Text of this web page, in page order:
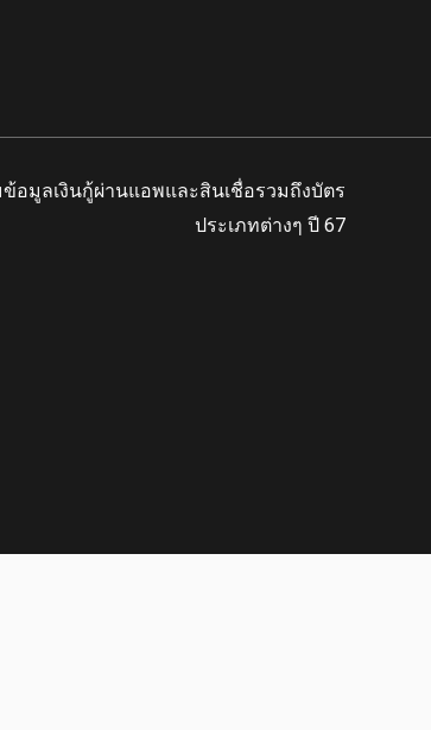
ข้อมูลเงินกู้ผ่านแอพและสินเชื่อรวมถึงบัตร
ประเภทต่างๆ ปี 67